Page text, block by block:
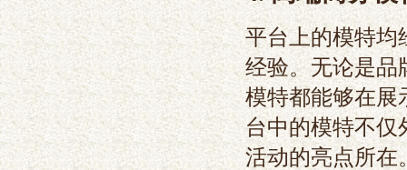
平台上的模特均
经验。无论是品
模特都能够在展
台中的模特不仅
活动的亮点所在